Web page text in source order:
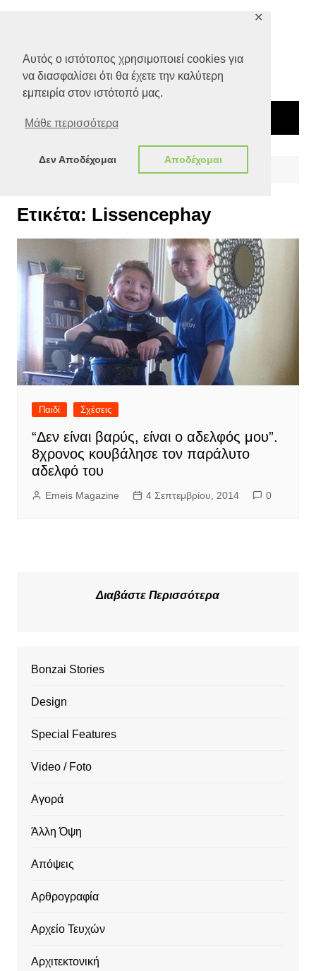
Αυτός ο ιστότοπος χρησιμοποιεί cookies για
να διασφαλίσει ότι θα έχετε την καλύτερη
εμπειρία στον ιστότοπό μας.
Μάθε περισσότερα
Δεν Αποδέχομαι Αποδέχομαι
✕
Ετικέτα: Lissencephay
Παιδί Σχέσεις
“Δεν είναι βαρύς, είναι ο αδελφός μου”.
8χρονος κουβάλησε τον παράλυτο
αδελφό του
Emeis Magazine 4 Σεπτεμβρίου, 2014 0
Διαβάστε Περισσότερα
Bonzai Stories
Design
Special Features
Video / Foto
Αγορά
Άλλη Όψη
Απόψεις
Αρθρογραφία
Αρχείο Τευχών
Αρχιτεκτονική